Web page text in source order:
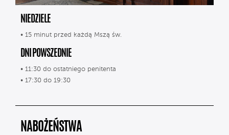
NIEDZIELE
• 15 minut przed każdą Mszą św.
DNI POWSZEDNIE
• 11:30 do ostatniego penitenta
• 17:30 do 19:30
NABOŻEŃSTWA